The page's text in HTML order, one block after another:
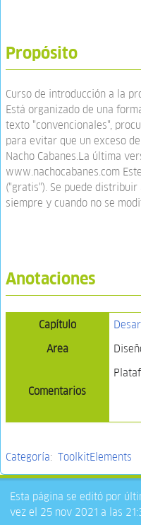
Propósito
Curso de introducción a la
Está organizado de una
texto "convencionales",
para evitar que un exceso
Nacho Cabanes.La última
www.nachocabanes.com
("gratis"). Se puede
siempre y cuando no se
Anotaciones
Capítulo
Area
Comentarios
Categoría: ToolkitElements
Esta página se editó por
vez el 25 nov 2021 a las